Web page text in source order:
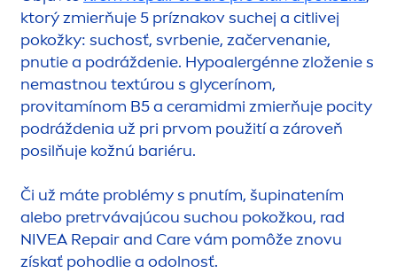
ktorý zmierňuje 5 príznakov suchej a citlivej
pokožky: suchosť, svrbenie, začervenanie,
pnutie a podráždenie. Hypoalergénne zloženie s
nemastnou textúrou s glycerínom,
provitamínom B5 a ceramidmi zmierňuje pocity
podráždenia už pri prvom použití a zároveň
posilňuje kožnú bariéru.
Či už máte problémy s pnutím, šupinatením
alebo pretrvávajúcou suchou pokožkou, rad
NIVEA Repairand Carevám pomôže znovu
získať pohodlie a odolnosť.